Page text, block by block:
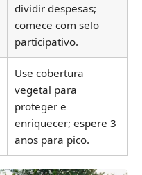
dividir despesas;
comece com selo
participativo.
Use cobertura
vegetal para
proteger e
enriquecer; espere 3
anos para pico.